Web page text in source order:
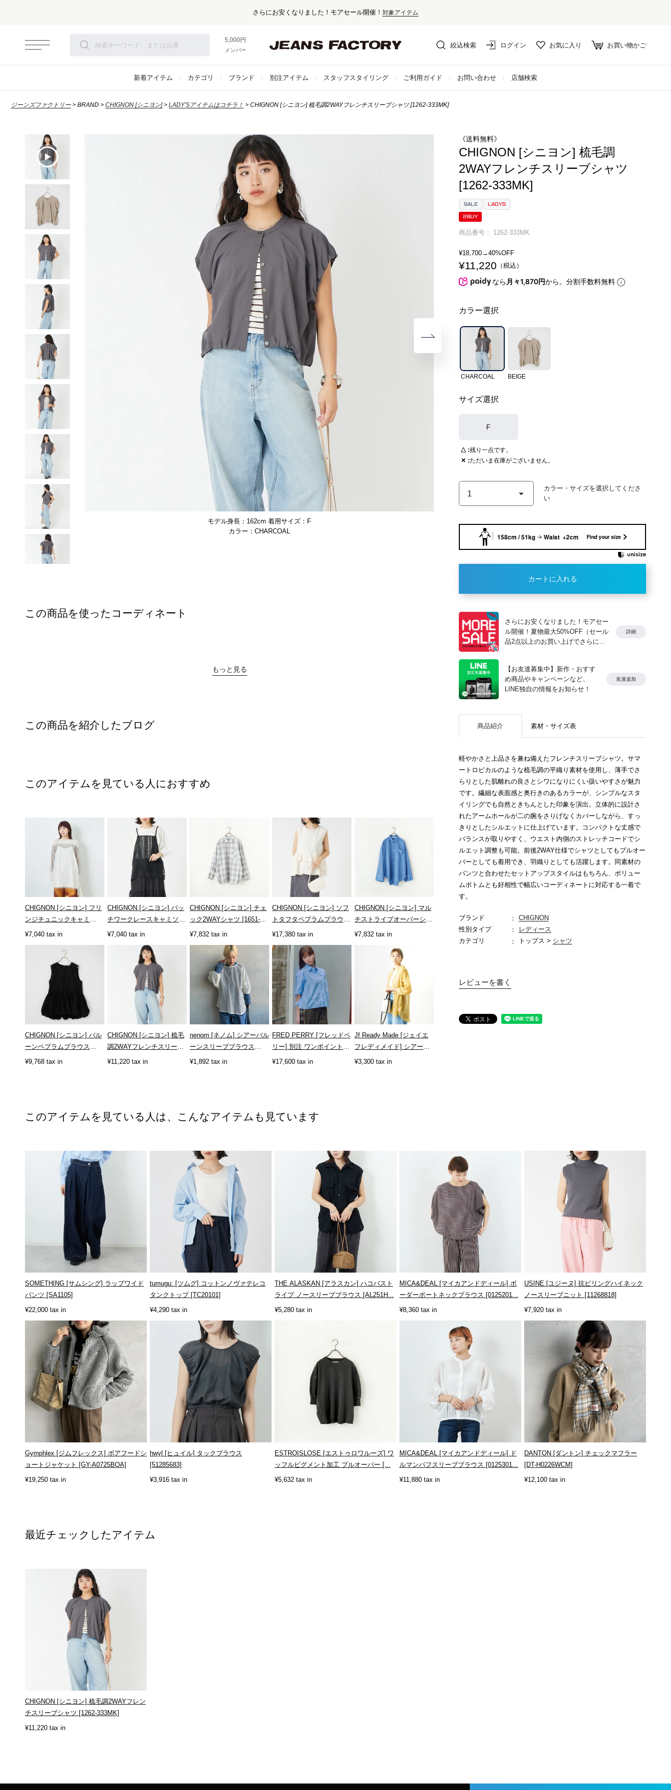
さらにお安くなりました！モアセール開催！ 対象アイテム
5,000円以上お買い上げで送料無料！
メンバー登録でお得な情報をゲット。さらに詳しく
絞込検索 ログイン お気に入り お買い物かご
新着アイテム カテゴリ ブランド 別注アイテム スタッフスタイリング ご利用ガイド お問い合わせ 店舗検索
ジーンズファクトリー BRAND CHIGNON [シニヨン] LADY'Sアイテムはコチラ！ CHIGNON [シニヨン] 梳毛調2WAYフレンチスリーブシャツ [1262-333MK]
モデル身長：162cm 着用サイズ：F
CHARCOAL
この商品を使ったコーディネート
もっと見る
この商品を紹介したブログ
このアイテムを見ている人におすすめ
CHIGNON [シニヨン] フリ
ンジチュニックキャミ
[1653-380NH]
¥7,040 tax in
CHIGNON [シニヨン] パッ
チワークレースキャミソー
ル [1861-050BZ]
¥7,040 tax in
CHIGNON [シニヨン] チェ
ック2WAYシャツ [1651-
005KK]
¥7,832 tax in
CHIGNON [シニヨン] ソフ
トタフタペプラムブラウス
[1863-603KK]
¥17,380 tax in
CHIGNON [シニヨン] マル
チストライプオーバーシャ
ツ [1246-470KK]
¥7,832 tax in
CHIGNON [シニヨン] バル
ーンペプラムブラウス
[1862-316KK]
¥9,768 tax in
CHIGNON [シニヨン] 梳毛
調2WAYフレンチスリーブ
シャツ [1262-333MK]
¥11,220 tax in
nenom [ネノム] シアーバル
ーンスリーブブラウス
[NE25112021]
¥1,892 tax in
FRED PERRY [フレッドペ
リー] 別注 ワンポイントロ
ゴ刺繍シアーシャツ
¥17,600 tax in
Jf Ready Made [ジェイエ
フレディメイド] シアーリ
ネンバックリボンシャツ...
¥3,300 tax in
《送料無料》
CHIGNON [シニヨン] 梳毛調
2WAYフレンチスリーブシャツ
[1262-333MK]
SALE LADYS
2BUY
商品番号 1262-333MK
¥18,700→40%OFF
¥11,220 税込
なら 月々1,870円から。分割手数料無料
カラー選択
CHARCOAL BEIGE
サイズ選択
F
△ 残り一点です。
✕
ただいま在庫がございません。
158cm / 51kg Waist +2cm Find your size
カートに入れる
さらにお安くなりました！モアセー
ル開催！夏物最大50%OFF（セール
品2点以上のお買い上げでさらに
詳細
【お友達募集中】新作・おすす
め商品やキャンペーンなど、
LINE独自の情報をお知らせ！
友達追加
商品紹介 素材・サイズ表
軽やかさと上品さを兼ね備えたフレンチスリーブシャツ。サマ
ートロピカルのような梳毛調の平織り素材を使用し、薄手でさ
らりとした肌離れの良さとシワになりにくい扱いやすさが魅力
です。繊細な表面感と奥行きのあるカラーが、シンプルなスタ
イリングでも自然ときちんとした印象を演出。立体的に設計さ
れたアームホールが二の腕をさりげなくカバーしながら、すっ
きりとしたシルエットに仕上げています。コンパクトな丈感で
バランスが取りやすく、ウエスト内側のストレッチコードでシ
ルエット調整も可能。前後2WAY仕様でシャツとしてもプルオー
バーとしても着用でき、羽織りとしても活躍します。同素材の
パンツと合わせたセットアップスタイルはもちろん、ボリュー
ムボトムとも好相性で幅広いコーディネートに対応する一着で
す。
ブランド
CHIGNON
性別タイプ
レディース
カテゴリ
トップス > シャツ
レビューを書く
このアイテムを見ている人は、こんなアイテムも見ています
SOMETHING [サムシング] ラップワイド
パンツ [SA1105]
¥22,000 tax in
tumugu: [ツムグ] コットンノヴァテレコ
タンクトップ [TC20101]
¥4,290 tax in
THE ALASKAN [アラスカン] ハコバスト
ライプ ノースリーブブラウス [AL251H...
¥5,280 tax in
MICA&DEAL [マイカアンドディール] ボ
ーダーボートネックブラウス [0125201...
¥8,360 tax in
USINE [ユジーヌ] 抗ピリングハイネック
ノースリーブニット [11268818]
¥7,920 tax in
Gymphlex [ジムフレックス] ボアフードシ
ョートジャケット [GY-A0725BOA]
¥19,250 tax in
hwyl [ヒュイル] タックブラウス
[51285683]
¥3,916 tax in
ESTROISLOSE [エストゥロワルーズ] ワ
ッフルピグメント加工 プルオーバー [...
¥5,632 tax in
MICA&DEAL [マイカアンドディール] ド
ルマンパフスリーブブラウス [0125301...
¥11,880 tax in
DANTON [ダントン] チェックマフラー
[DT-H0226WCM]
¥12,100 tax in
最近チェックしたアイテム
CHIGNON [シニヨン] 梳毛調2WAYフレン
チスリーブシャツ [1262-333MK]
¥11,220 tax in